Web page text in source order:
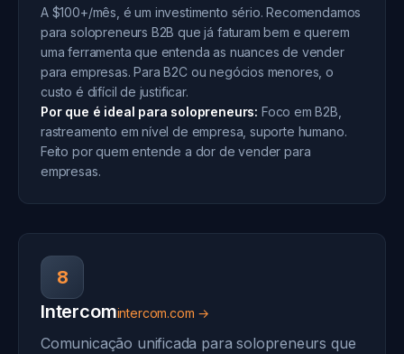
A $100+/mês, é um investimento sério. Recomendamos
para solopreneurs B2B que já faturam bem e querem
uma ferramenta que entenda as nuances de vender
para empresas. Para B2C ou negócios menores, o
custo é difícil de justificar.
Por que é ideal para solopreneurs: Foco em B2B,
rastreamento em nível de empresa, suporte humano.
Feito por quem entende a dor de vender para
empresas.
8
Intercomintercom.com →
Comunicação unificada para solopreneurs que